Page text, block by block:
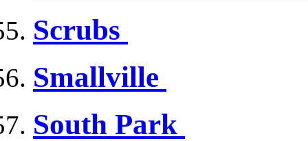
Scrubs
Smallville
South Park